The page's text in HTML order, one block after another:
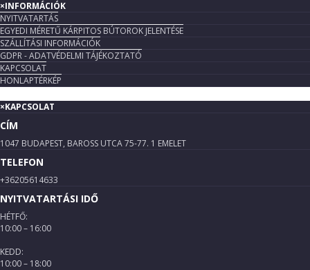
×INFORMÁCIÓK
NYITVATARTÁS
EGYEDI MÉRETŰ KÁRPITOS BÚTOROK JELENTÉSE
SZÁLLÍTÁSI INFORMÁCIÓK
GDPR - ADATVÉDELMI TÁJÉKOZTATÓ
KAPCSOLAT
HONLAPTÉRKÉP
×KAPCSOLAT
CÍM
1047 BUDAPEST, BAROSS UTCA 75-77. 1 EMELET
TELEFON
+36205614633
NYITVATARTÁSI IDŐ
HÉTFŐ:
10:00 – 16:00
KEDD:
10:00 – 18:00